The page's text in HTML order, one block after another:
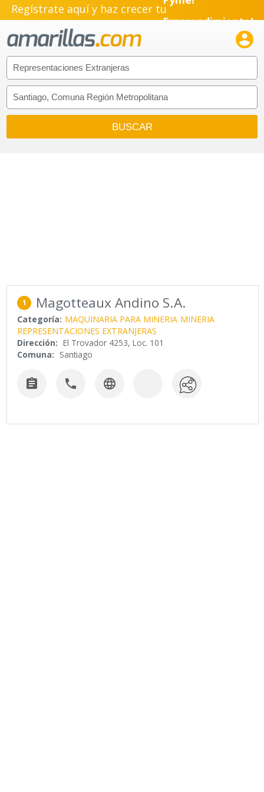
Regístrate aquí y haz crecer tuEmprendimiento!

1 Magotteaux Andino S.A.
Categoría: MAQUINARIA PARA MINERIA MINERIA
REPRESENTACIONES EXTRANJERAS
Dirección: El Trovador 4253, Loc. 101
Comuna: Santiago
  